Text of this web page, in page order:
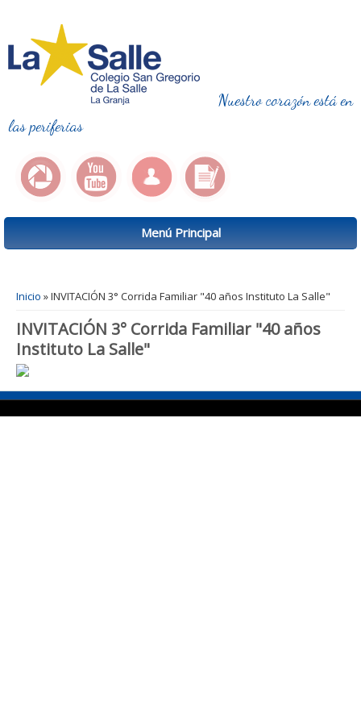
Nuestro corazón está en
las periferias
Menú Principal
Se encuentra usted aquí
Inicio » INVITACIÓN 3° Corrida Familiar "40 años Instituto La Salle"
INVITACIÓN 3° Corrida Familiar "40 años
Instituto La Salle"